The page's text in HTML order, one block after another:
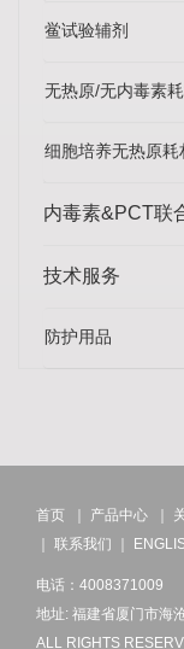
鲎试验辅剂
无热原/无内毒素
细胞培养无热原耗
内毒素&PCT联
技术服务
防护用品
首页 ｜ 产品中心 ｜
｜ 联系我们 ｜
电话：4008371009
地址: 福建省厦门市海
ALL RIGHTS